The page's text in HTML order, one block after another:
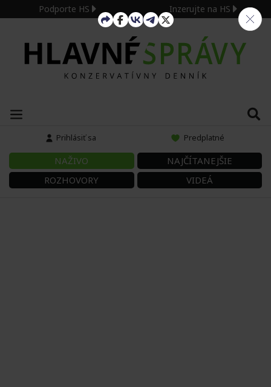
Podporte HS Inzerujte na HS
Prihlásiť sa Predplatné
NAŽIVO
NAJČÍTANEJŠIE
ROZHOVORY
VIDEÁ